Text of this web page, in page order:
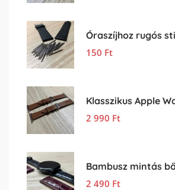
150 Ft
2 990 Ft
2 490 Ft